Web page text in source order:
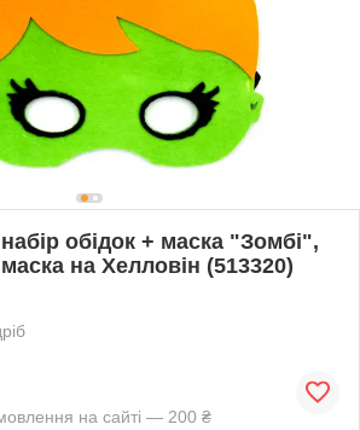
обідок + маска "Зомбі",
на Хелловін (513320)
на сайті — 200 ₴